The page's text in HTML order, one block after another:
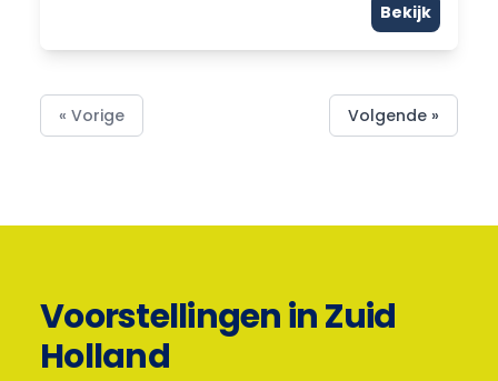
Bekijk
« Vorige Volgende »
Voorstellingen in Zuid
Holland